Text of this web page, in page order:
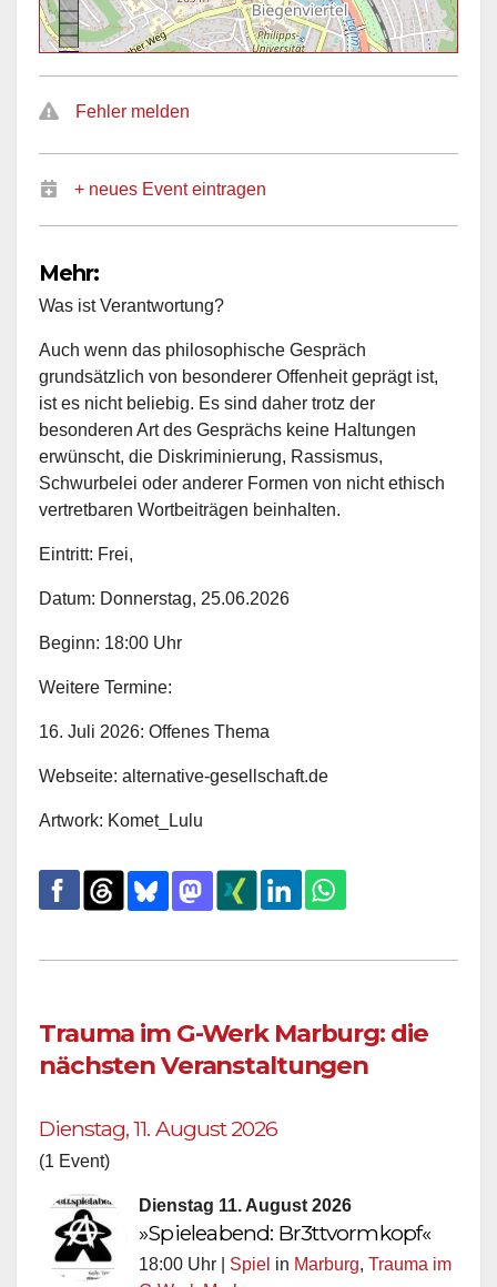
Fehler melden
+ neues Event eintragen
Mehr:
Was ist Verantwortung?
Auch wenn das philosophische Gespräch
grundsätzlich von besonderer Offenheit geprägt ist,
ist es nicht beliebig. Es sind daher trotz der
besonderen Art des Gesprächs keine Haltungen
erwünscht, die Diskriminierung, Rassismus,
Schwurbelei oder anderer Formen von nicht ethisch
vertretbaren Wortbeiträgen beinhalten.
Eintritt: Frei,
Datum: Donnerstag, 25.06.2026
Beginn: 18:00 Uhr
Weitere Termine:
16. Juli 2026: Offenes Thema
Webseite: alternative-gesellschaft.de
Artwork: Komet_Lulu
Trauma im G-Werk Marburg: die
nächsten Veranstaltungen
Dienstag, 11. August 2026
(1 Event)
Dienstag 11. August 2026
»Spieleabend: Br3ttvormkopf«
18:00 Uhr | Spiel in Marburg, Trauma im